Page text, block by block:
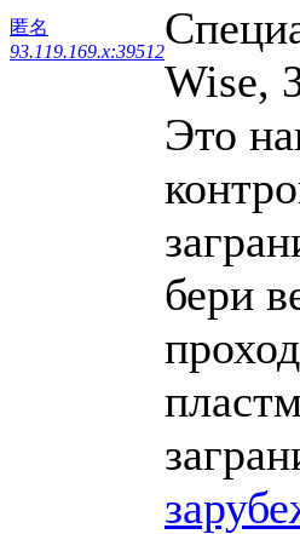
匿名
93.119.169.x:39512
Wise,
Это
бери